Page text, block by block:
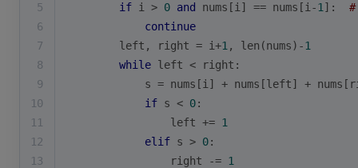
5
if i > 0 and nums[i] == nums[i-1 ]: #
6
continue
7
        left, right = i+
1 , len (nums)-1
8
while left < right:
9
s = nums[i] + nums[left] +
10
if s < 0:
11
                left +=
1
12
elif s > 0:
13
                right -=
1